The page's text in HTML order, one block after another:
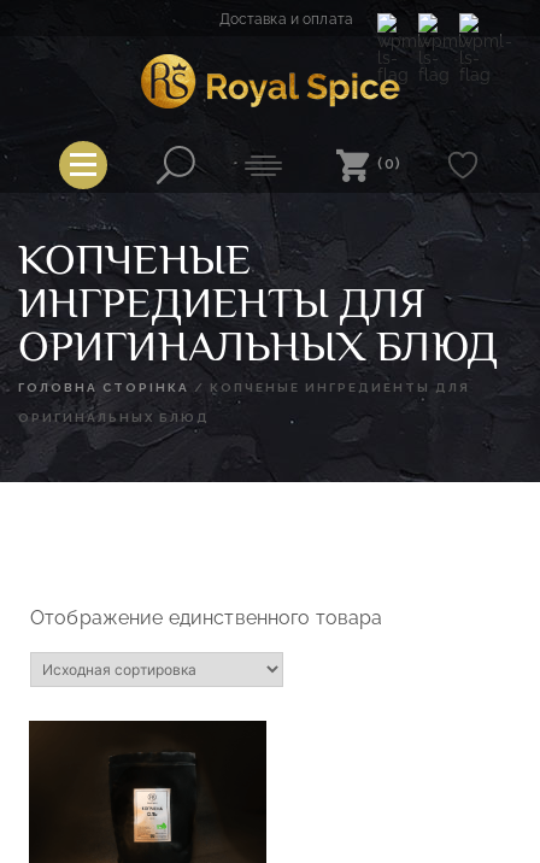
Доставка и оплата
Royal Spice
(0)
КОПЧЕНЫЕ
ИНГРЕДИЕНТЫ ДЛЯ
ОРИГИНАЛЬНЫХ БЛЮД
ГОЛОВНА СТОРІНКА / КОПЧЕНЫЕ ИНГРЕДИЕНТЫ ДЛЯ
ОРИГИНАЛЬНЫХ БЛЮД
Отображение единственного товара